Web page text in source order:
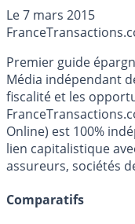
sera de couper dans
proposés pour
tard possible à la
toute votre vie, et
que votre pension
fameux modèle
Le7 mars 2015
France
Premier guide
Média indépendant
fiscalité et les
Online) est 100%
lien capitalistique
assureurs, sociétés
Comparatifs